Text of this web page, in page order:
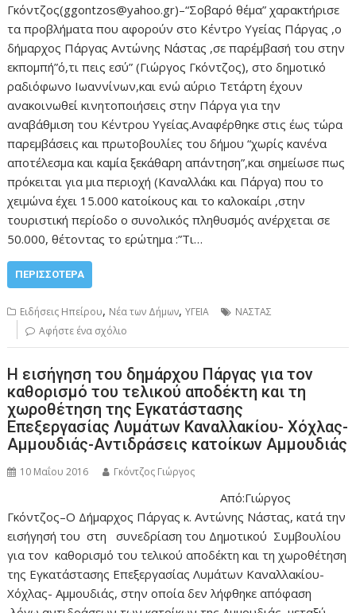
Γκόντζος(ggontzos@yahoo.gr)–“Σοβαρό θέμα” χαρακτήρισε
τα προβλήματα που αφορούν στο Κέντρο Υγείας Πάργας ,ο
δήμαρχος Πάργας Αντώνης Νάστας ,σε παρέμβασή του στην
εκπομπή”ό,τι πεις εσύ” (Γιώργος Γκόντζος), στο δημοτικό
ραδιόφωνο Ιωαννίνων,και ενώ αύριο Τετάρτη έχουν
ανακοινωθεί κινητοποιήσεις στην Πάργα για την
αναβάθμιση του Κέντρου Υγείας.Αναφέρθηκε στις έως τώρα
παρεμβάσεις και πρωτοβουλίες του δήμου “χωρίς κανένα
αποτέλεσμα και καμία ξεκάθαρη απάντηση”,και σημείωσε πως
πρόκειται για μια περιοχή (Καναλλάκι και Πάργα) που το
χειμώνα έχει 15.000 κατοίκους και το καλοκαίρι ,στην
τουριστική περίοδο ο συνολικός πληθυσμός ανέρχεται σε
50.000, θέτοντας το ερώτημα :”Τι…
ΠΕΡΙΣΣΌΤΕΡΑ
Ειδήσεις Ηπείρου, Νέα των Δήμων,ΥΓΕΙΑ
ΝΑΣΤΑΣ
Αφήστε ένα σχόλιο
Η εισήγηση του δημάρχου Πάργας για τον
καθορισμό του τελικού αποδέκτη και τη
χωροθέτηση της Εγκατάστασης
Επεξεργασίας Λυμάτων Καναλλακίου- Χόχλας-
Αμμουδιάς-Αντιδράσεις κατοίκων Αμμουδιάς
10 Μαΐου 2016 Γκόντζος Γιώργος
Από:Γιώργος
Γκόντζος–Ο Δήμαρχος Πάργας κ. Αντώνης Νάστας, κατά την
εισήγησή του στη συνεδρίαση του Δημοτικού Συμβουλίου
για τον καθορισμό του τελικού αποδέκτη και τη χωροθέτηση
της Εγκατάστασης Επεξεργασίας Λυμάτων Καναλλακίου-
Χόχλας- Αμμουδιάς, στην οποία δεν λήφθηκε απόφαση